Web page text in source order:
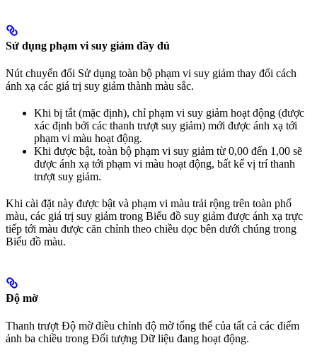
Sử dụng phạm vi suy giảm đầy đủ
Nút chuyển đổi Sử dụng toàn bộ phạm vi suy giảm thay đổi cách
ánh xạ các giá trị suy giảm thành màu sắc.
Khi bị tắt (mặc định), chỉ phạm vi suy giảm hoạt động (được
xác định bởi các thanh trượt suy giảm) mới được ánh xạ tới
phạm vi màu hoạt động.
Khi được bật, toàn bộ phạm vi suy giảm từ 0,00 đến 1,00 sẽ
được ánh xạ tới phạm vi màu hoạt động, bất kể vị trí thanh
trượt suy giảm.
Khi cài đặt này được bật và phạm vi màu trải rộng trên toàn phổ
màu, các giá trị suy giảm trong Biểu đồ suy giảm được ánh xạ trực
tiếp tới màu được căn chỉnh theo chiều dọc bên dưới chúng trong
Biểu đồ màu.
Độ mờ
Thanh trượt Độ mờ điều chỉnh độ mờ tổng thể của tất cả các điểm
ảnh ba chiều trong Đối tượng Dữ liệu đang hoạt động.